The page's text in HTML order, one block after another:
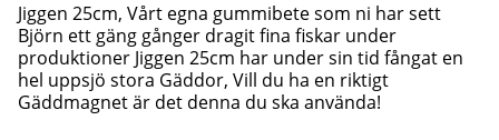
Jiggen 25cm, Vårt egna gummibete som ni har sett
Björn ett gäng gånger dragit fina fiskar under
produktioner Jiggen 25cm har under sin tid fångat en
hel uppsjö stora Gäddor, Vill du ha en riktigt
Gäddmagnet är det denna du ska använda!